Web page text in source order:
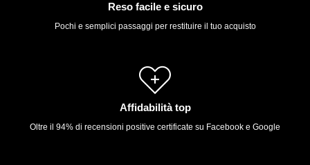
Reso facile e sicuro
Pochi e semplici passaggi per restituire il tuo acquisto
Affidabilità top
Oltre il 94% di recensioni positive certificate su Facebook e Google